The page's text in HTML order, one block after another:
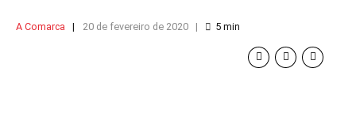
A Comarca 20 de fevereiro de 2020 5 min